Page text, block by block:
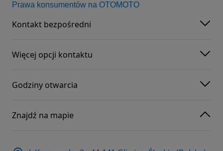
Prawa konsumentów na OTOMOTO
Kontakt bezpośredni
Więcej opcji kontaktu
Godziny otwarcia
Znajdź na mapie